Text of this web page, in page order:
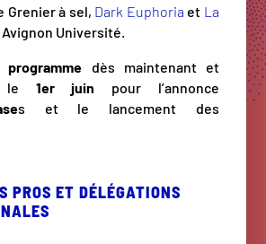
Grenier à sel, Dark Euphoria et La
Avignon Université.
dès maintenant et
le 1er juin pour l’annonce
s et le lancement des
PROS ET DÉLÉGATIONS